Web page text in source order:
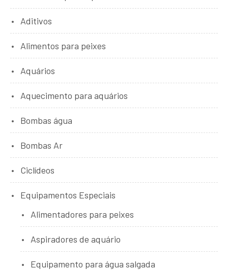
Aditivos
Alimentos para peixes
Aquários
Aquecimento para aquários
Bombas água
Bombas Ar
Ciclídeos
Equipamentos Especiais
Alimentadores para peixes
Aspiradores de aquário
Equipamento para água salgada